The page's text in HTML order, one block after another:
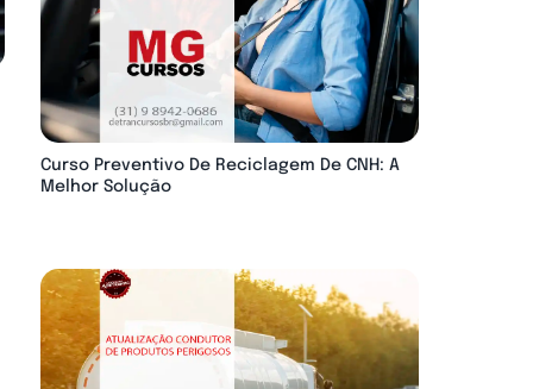
Curso Preventivo De Reciclagem De CNH: A
Melhor Solução